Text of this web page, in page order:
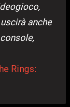
anche
Rings: